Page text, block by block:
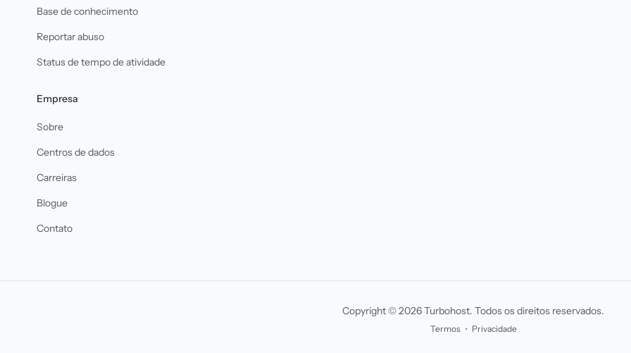
Base de conhecimento
Reportar abuso
Status de tempo de atividade
Empresa
Sobre
Centros de dados
Carreiras
Blogue
Contato
Copyright © 2026 Turbohost. Todos os direitos reservados.
Termos・ Privacidade